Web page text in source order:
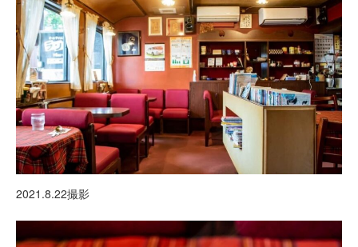
2021.8.22撮影